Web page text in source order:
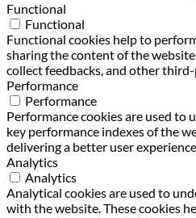
Functional
Functional
Functional cookies help to
sharing the content of the
collect feedbacks, and other
Performance
Performance
Performance cookies are used to
key performance indexes of the
delivering a better user
Analytics
Analytics
Analytical cookies are used to
with the website. These cookies